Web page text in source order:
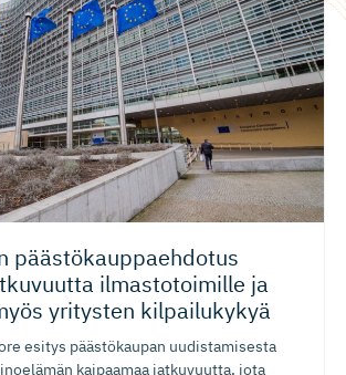
päästökaup­paehdotus
ilmastotoimille ja
yritysten kilpailukykyä
esitys päästökaupan uudistamisesta
kaipaamaa jatkuvuutta, jota